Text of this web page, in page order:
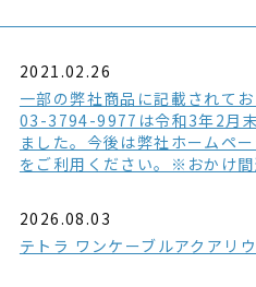
2021.02.26
一部の弊社商品に記載されて
03-3794-9977は令和3年2月
ました。今後は弊社ホームペ
をご利用ください。※おかけ間
2026.08.03
テトラ ワンケーブルアクアリ